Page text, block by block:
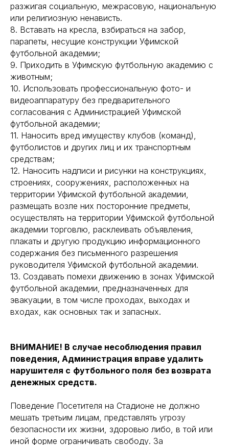
разжигая социальную, межрасовую, национальную
или религиозную ненависть.
8. Вставать на кресла, взбираться на забор,
парапеты, несущие конструкции Уфимской
футбольной академии;
9. Приходить в Уфимскую футбольную академию с
животным;
10. Использовать профессиональную фото- и
видеоаппаратуру без предварительного
согласования с Администрацией Уфимской
футбольной академии;
11. Наносить вред имуществу клубов (команд),
футболистов и других лиц и их транспортным
средствам;
12. Наносить надписи и рисунки на конструкциях,
строениях, сооружениях, расположенных на
территории Уфимской футбольной академии,
размещать возле них посторонние предметы,
осуществлять на территории Уфимской футбольной
академии торговлю, расклеивать объявления,
плакаты и другую продукцию информационного
содержания без письменного разрешения
руководителя Уфимской футбольной академии.
13. Создавать помехи движению в зонах Уфимской
футбольной академии, предназначенных для
эвакуации, в том числе проходах, выходах и
входах, как основных так и запасных.
ВНИМАНИЕ! В случае несоблюдения правил
поведения, Администрация вправе удалить
нарушителя с футбольного поля без возврата
денежных средств.
Поведение Посетителя на Стадионе не должно
мешать третьим лицам, представлять угрозу
безопасности их жизни, здоровью либо, в той или
иной форме ограничивать свободу. За